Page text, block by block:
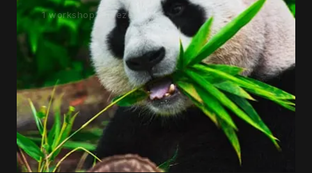
1 workshop tervezett